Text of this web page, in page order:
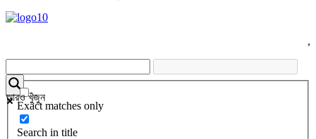
,
আরও খুঁজুন
Exact matches only
Search in title